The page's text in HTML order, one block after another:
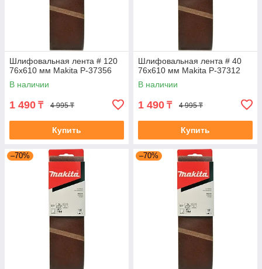
Шлифовальная лента # 120
76x610 мм Makita P-37356
В наличии
1 490 ₸ 4 995 ₸
Купить
Шлифовальная лента # 40
76x610 мм Makita P-37312
В наличии
1 490 ₸ 4 995 ₸
Купить
–70% –70%